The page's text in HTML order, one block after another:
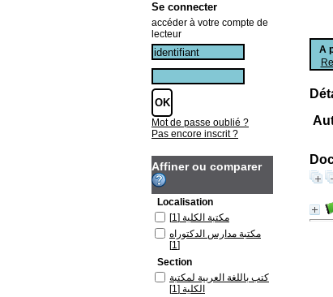
A
Se connecter
accéder à votre compte de
lecteur
Mot de passe oublié ?
Pas encore inscrit ?
Affiner ou comparer
Localisation
مكتبة الكلية [1]
مكتبة مدارس الدكتوراه
[1]
Section
كتب باللغة العربية لمكتبة
الكلية [1]